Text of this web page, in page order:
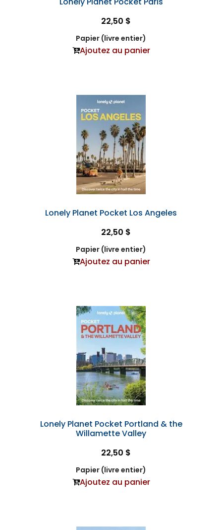
22,50 $
Papier (livre entier)
Ajoutez au panier
Lonely Planet Pocket Los Angeles
22,50 $
Papier (livre entier)
Ajoutez au panier
Lonely Planet Pocket Portland & the
Willamette Valley
22,50 $
Papier (livre entier)
Ajoutez au panier